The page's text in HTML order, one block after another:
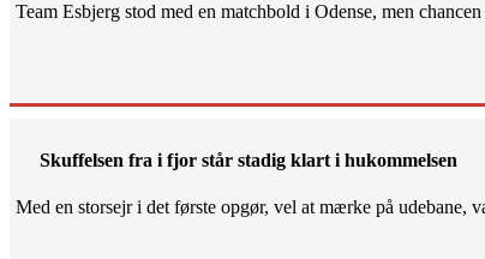
Team Esbjerg stod med en matchbold i Odense, men
Skuffelsen fra i fjor står stadig klart i hukommelsen
Med en storsejr i det første opgør, vel at mærke på udebane,